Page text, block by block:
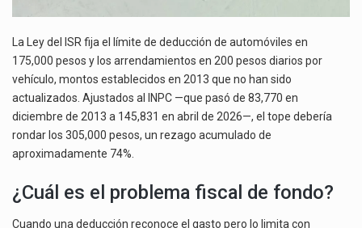
La Ley del ISR fija el límite de deducción de automóviles en
175,000 pesos y los arrendamientos en 200 pesos diarios por
vehículo, montos establecidos en 2013 que no han sido
actualizados. Ajustados al INPC —que pasó de 83,770 en
diciembre de 2013 a 145,831 en abril de 2026—, el tope debería
rondar los 305,000 pesos, un rezago acumulado de
aproximadamente 74%.
¿Cuál es el problema fiscal de fondo?
Cuando una deducción reconoce el gasto pero lo limita con